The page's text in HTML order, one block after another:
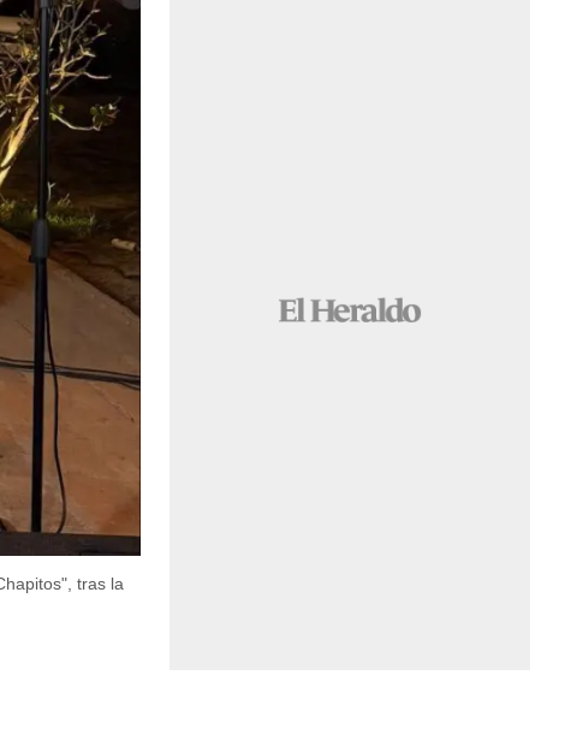
tras la